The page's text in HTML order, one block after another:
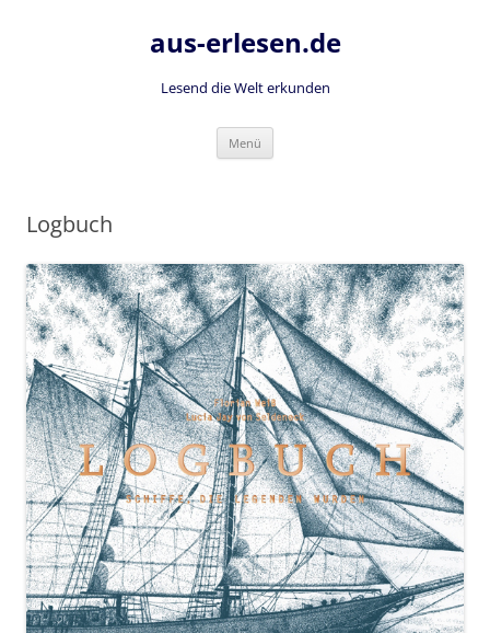
aus-erlesen.de
Lesend die Welt erkunden
Menü
Logbuch